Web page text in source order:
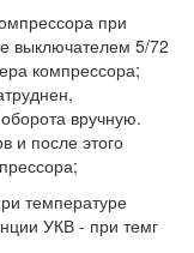
при
выключателем 5/72
компрессора;
вручную.
и после этого
температуре
УКВ - при темг